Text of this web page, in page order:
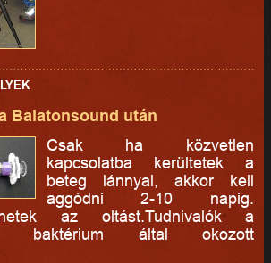
Balatonsound után
Csak ha közvetlen
kapcsolatba kerültetek a
beteg lánnyal, akkor kell
aggódni 2-10 napig.
az oltást.Tudnivalók a
baktérium által okozott